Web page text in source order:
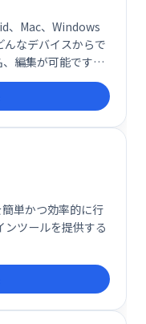
、Mac、Windows
んなデバイスからで
編集が可能です。
作したい方におすす
単かつ効率的に行
ンツールを提供する